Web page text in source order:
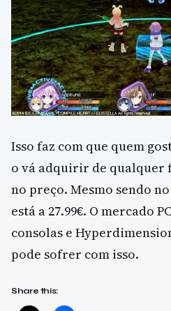
Isso faz com que quem
o vá adquirir de qualquer
no preço. Mesmo sendo
está a 27.99€. O mercado
consolas e
pode sofrer com isso.
Share this: